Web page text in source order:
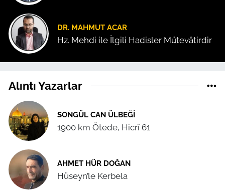
DR. MAHMUT ACAR
Hz. Mehdi ile İlgili Hadisler Mütevâtirdir
Alıntı Yazarlar
SONGÜL CAN ÜLBEĞI
1900 km Ötede, Hicrî 61
AHMET HÜR DOĞAN
Hüseyn’le Kerbela